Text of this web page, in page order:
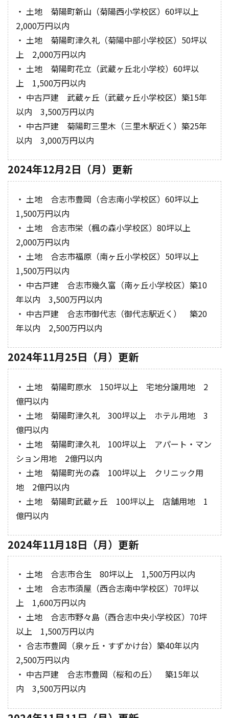
・ 土地 菊陽町新山（菊陽西小学校区）60坪以上
2,000万円以内
・ 土地 菊陽町津久礼（菊陽中部小学校区）50坪以
上 2,000万円以内
・ 土地 菊陽町花立（武蔵ヶ丘北小学校）60坪以
上 1,500万円以内
・ 中古戸建 武蔵ヶ丘（武蔵ヶ丘小学校区）築15年
以内 3,500万円以内
・ 中古戸建 菊陽町三里木（三里木駅近く）築25年
以内 3,000万円以内
2024年12月2日（月）更新
・ 土地 合志市豊岡（合志南小学校区）60坪以上
1,500万円以内
・ 土地 合志市栄（楓の森小学校区）80坪以上
2,000万円以内
・ 土地 合志市福原（南ヶ丘小学校区）50坪以上
1,500万円以内
・ 中古戸建 合志市幾久富（南ヶ丘小学校区）築10
年以内 3,500万円以内
・ 中古戸建 合志市御代志（御代志駅近く） 築20
年以内 2,500万円以内
2024年11月25日（月）更新
・ 土地 菊陽町原水 150坪以上 宅地分譲用地 2
億円以内
・ 土地 菊陽町津久礼 300坪以上 ホテル用地 3
億円以内
・ 土地 菊陽町津久礼 100坪以上 アパート・マン
ション用地 2億円以内
・ 土地 菊陽町光の森 100坪以上 クリニック用
地 2億円以内
・ 土地 菊陽町武蔵ヶ丘 100坪以上 店舗用地 1
億円以内
2024年11月18日（月）更新
・ 土地 合志市合生 80坪以上 1,500万円以内
・ 土地 合志市須屋（西合志南中学校区）70坪以
上 1,600万円以内
・ 土地 合志市野々島（西合志中央小学校区）70坪
以上 1,500万円以内
・ 合志市豊岡（泉ヶ丘・すずかけ台）築40年以内
2,500万円以内
・ 中古戸建 合志市豊岡（桜和の丘） 築15年以
内 3,500万円以内